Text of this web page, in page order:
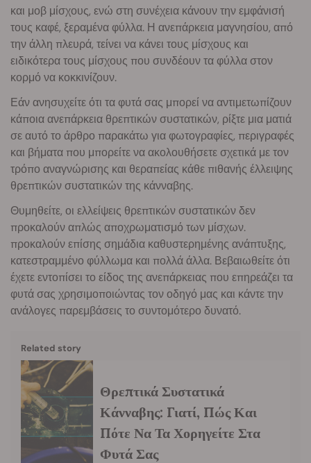
και μοβ μίσχους, ενώ στη συνέχεια κάνουν την εμφάνισή
τους καφέ, ξεραμένα φύλλα. Η ανεπάρκεια μαγνησίου, από
την άλλη πλευρά, τείνει να κάνει τους μίσχους και
ειδικότερα τους μίσχους που συνδέουν τα φύλλα στον
κορμό να κοκκινίζουν.
Εάν ανησυχείτε ότι τα φυτά σας μπορεί να αντιμετωπίζουν
κάποια ανεπάρκεια θρεπτικών συστατικών, ρίξτε μια ματιά
σε αυτό το άρθρο παρακάτω για φωτογραφίες, περιγραφές
και βήματα που μπορείτε να ακολουθήσετε σχετικά με τον
τρόπο αναγνώρισης και θεραπείας κάθε πιθανής έλλειψης
θρεπτικών συστατικών της κάνναβης.
Θυμηθείτε, οι ελλείψεις θρεπτικών συστατικών δεν
προκαλούν απλώς αποχρωματισμό των μίσχων.
προκαλούν επίσης σημάδια καθυστερημένης ανάπτυξης,
κατεστραμμένο φύλλωμα και πολλά άλλα. Βεβαιωθείτε ότι
έχετε εντοπίσει το είδος της ανεπάρκειας που επηρεάζει τα
φυτά σας χρησιμοποιώντας τον οδηγό μας και κάντε την
ανάλογες παρεμβάσεις το συντομότερο δυνατό.
Related story
Θρεπτικά Συστατικά
Κάνναβης: Γιατί, Πώς Και
Πότε Να Τα Χορηγείτε Στα
Φυτά Σας